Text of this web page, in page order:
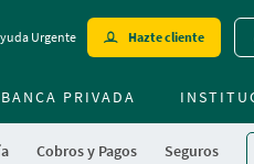
to
contentt
Urgente Hazte cliente
Cobros y Pagos Seguros
BANCA PRIVADA